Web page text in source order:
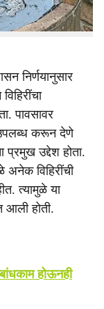
पुन्हा बळावली
निर्णयानुसार
पावसावर
करून देणे
प्रमुख उद्देश होता.
अनेक विहिरींची
त्यामुळे या
आली होती.
होऊनही